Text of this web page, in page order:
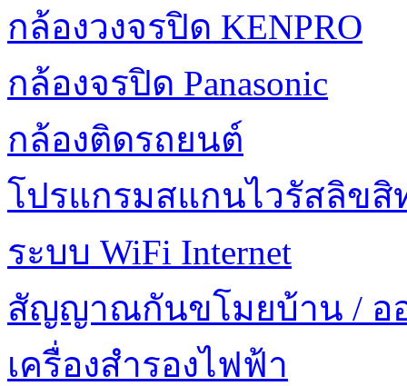
กล้องวงจรปิด KENPRO
กล้องจรปิด Panasonic
กล้องติดรถยนต์
โปรแกรมสแกนไวรัสลิข
ระบบ WiFi Internet
สัญญาณกันขโมยบ้าน / อ
เครื่องสำรองไฟฟ้า